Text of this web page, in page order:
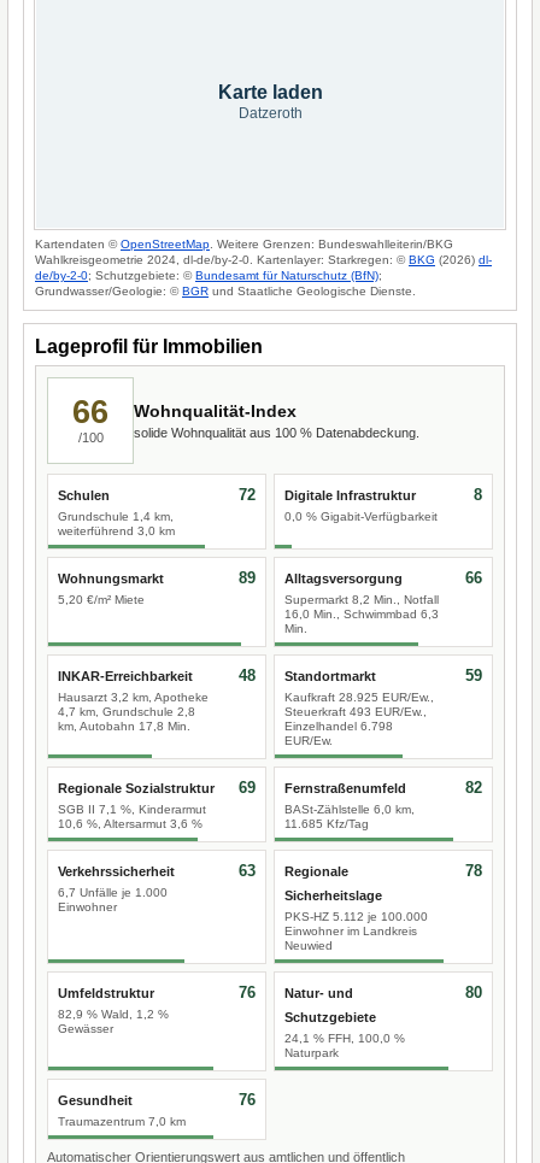
Karte laden
Datzeroth
Kartendaten ©OpenStreetMap . Weitere Grenzen: Bundeswahlleiterin/BKG
Wahlkreisgeometrie 2024, dl-de/by-2-0. Kartenlayer: Starkregen: ©BKG (2026) dl-
de/by-2-0; Schutzgebiete: ©Bundesamt für Naturschutz (BfN);
Grundwasser/Geologie: ©BGR und Staatliche Geologische Dienste.
Lageprofil für Immobilien
66
/100
Wohnqualität-Index
solide Wohnqualität aus 100 % Datenabdeckung.
Schulen
Grundschule 1,4 km,
weiterführend 3,0 km
72 Digitale Infrastruktur
0,0 % Gigabit-Verfügbarkeit
8
Wohnungsmarkt
5,20 €/m² Miete
89 Alltagsversorgung
Supermarkt 8,2 Min., Notfall
16,0 Min., Schwimmbad 6,3
Min.
66
INKAR-Erreichbarkeit
Hausarzt 3,2 km, Apotheke
4,7 km, Grundschule 2,8
km, Autobahn 17,8 Min.
48 Standortmarkt
Kaufkraft 28.925 EUR/Ew.,
Steuerkraft 493 EUR/Ew.,
Einzelhandel 6.798
EUR/Ew.
59
Regionale Sozialstruktur
SGB II 7,1 %, Kinderarmut
10,6 %, Altersarmut 3,6 %
69 Fernstraßenumfeld
BASt-Zählstelle 6,0 km,
11.685 Kfz/Tag
82
Verkehrssicherheit
6,7 Unfälle je 1.000
Einwohner
63
Regionale
Sicherheitslage
PKS-HZ 5.112 je 100.000
Einwohner im Landkreis
Neuwied
78
Umfeldstruktur
82,9 % Wald, 1,2 %
Gewässer
76
Natur- und
Schutzgebiete
24,1 % FFH, 100,0 %
Naturpark
80
Gesundheit
Traumazentrum 7,0 km
76
Automatischer Orientierungswert aus amtlichen und öffentlich